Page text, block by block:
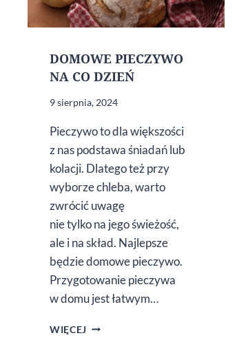
DOMOWE PIECZYWO
NA CO DZIEŃ
9 sierpnia, 2024
Pieczywo to dla większości
z nas podstawa śniadań lub
kolacji. Dlatego też przy
wyborze chleba, warto
zwrócić uwagę
nie tylko na jego świeżość,
ale i na skład. Najlepsze
będzie domowe pieczywo.
Przygotowanie pieczywa
w domu jest łatwym…
WIĘCEJ DOMOWE